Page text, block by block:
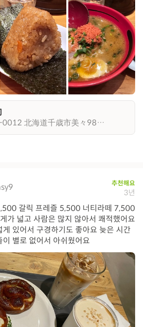
日本、〒066-0012 北海道千歳市美々987−２２ 新千歳空港ターミナルビル
추천해요
3년
갈릭 프레즐 5,500 너티라떼 7,500
가 넓고 사람은 많지 않아서 쾌적했어요
있어서 구경하기도 좋아요 늦은 시간
별로 없어서 아쉬웠어요